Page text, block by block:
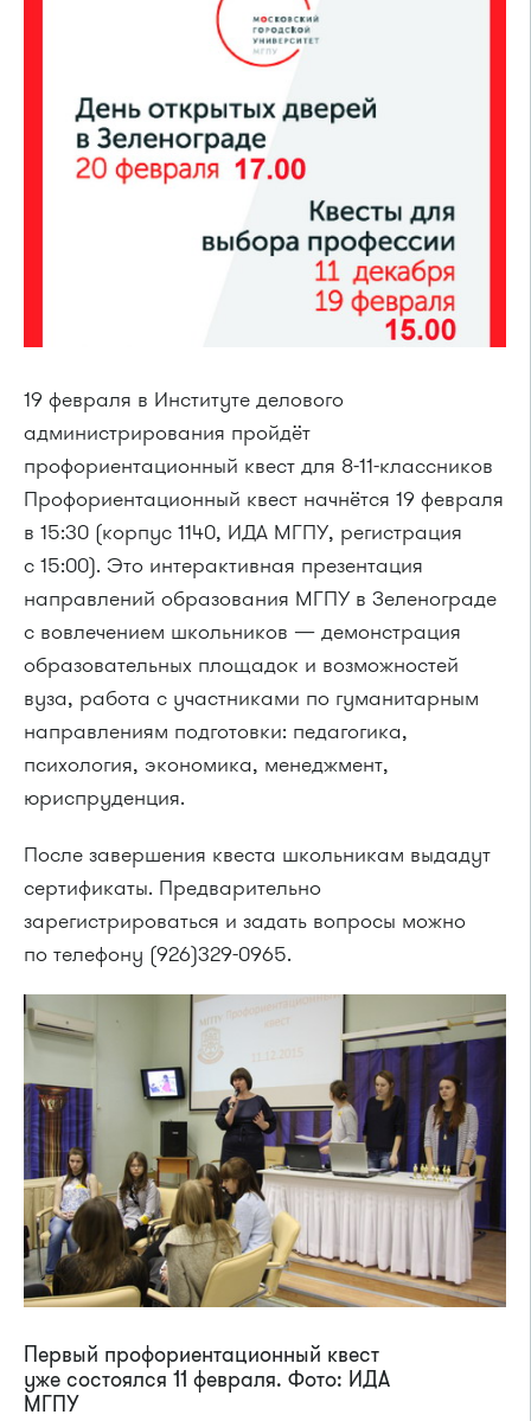
19 февраля в Институте делового
администрирования пройдёт
профориентационный квест для 8-11-классников
Профориентационный квест начнётся 19 февраля
в 15:30 (корпус 1140, ИДА МГПУ, регистрация
с 15:00). Это интерактивная презентация
направлений образования МГПУ в Зеленограде
с вовлечением школьников — демонстрация
образовательных площадок и возможностей
вуза, работа с участниками по гуманитарным
направлениям подготовки: педагогика,
психология, экономика, менеджмент,
юриспруденция.
После завершения квеста школьникам выдадут
сертификаты. Предварительно
зарегистрироваться и задать вопросы можно
по телефону (926)329-0965.
Первый профориентационный квест
уже состоялся 11 февраля. Фото: ИДА
МГПУ